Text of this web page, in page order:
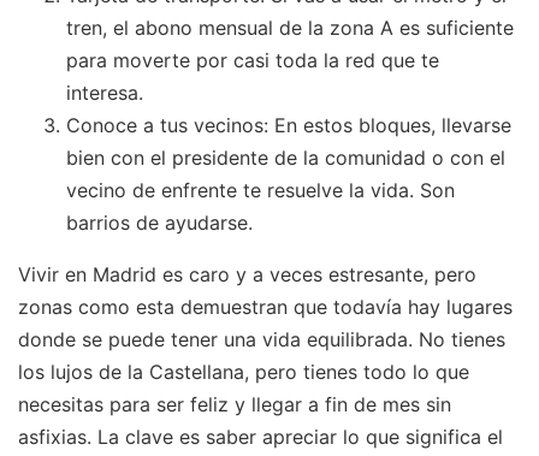
tren, el abono mensual de la zona A es suficiente
para moverte por casi toda la red que te
interesa.
Conoce a tus vecinos: En estos bloques, llevarse
bien con el presidente de la comunidad o con el
vecino de enfrente te resuelve la vida. Son
barrios de ayudarse.
Vivir en Madrid es caro y a veces estresante, pero
zonas como esta demuestran que todavía hay lugares
donde se puede tener una vida equilibrada. No tienes
los lujos de la Castellana, pero tienes todo lo que
necesitas para ser feliz y llegar a fin de mes sin
asfixias. La clave es saber apreciar lo que significa el